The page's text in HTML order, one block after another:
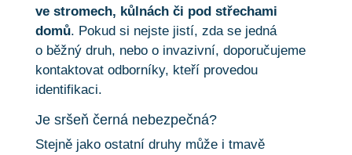
ve stromech, kůlnách či pod střechami
domů. Pokud si nejste jistí, zda se jedná
o běžný druh, nebo o invazivní, doporučujeme
kontaktovat odborníky, kteří provedou
identifikaci.
Je sršeň černá nebezpečná?
Stejně jako ostatní druhy může i tmavě